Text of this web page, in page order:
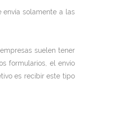
envía solamente a las
suelen tener
formularios, el envío
es recibir este tipo